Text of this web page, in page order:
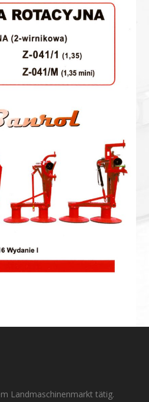
Landmaschinenmarkt tätig.